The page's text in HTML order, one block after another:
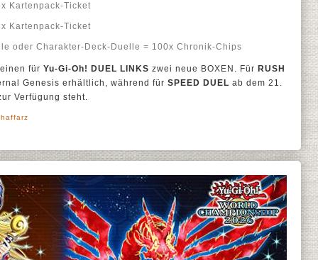
Kartenpack-Ticket
Kartenpack-Ticket
oder Charakter-Deck-Duelle = 100x Chronik-Chips
für Yu-Gi-Oh! DUEL LINKS zwei neue BOXEN. Für RUSH
Genesis erhältlich, während für SPEED DUEL ab dem 21.
Verfügung steht.